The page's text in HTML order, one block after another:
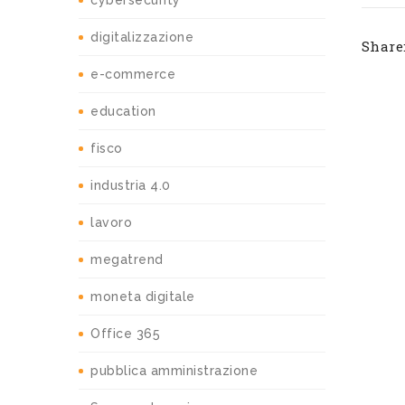
digitalizzazione
e-commerce
education
fisco
industria 4.0
lavoro
megatrend
moneta digitale
Office 365
pubblica amministrazione